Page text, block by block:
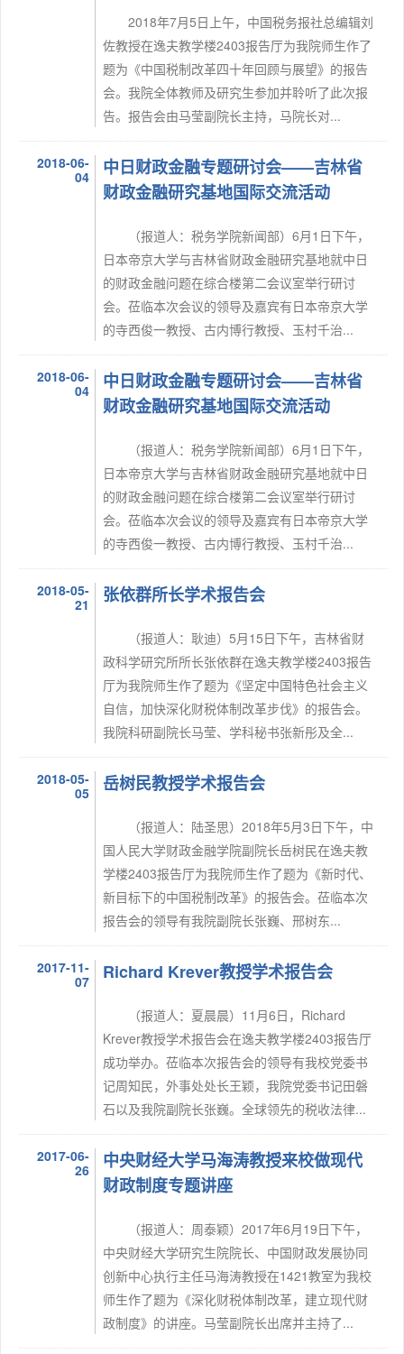
2018年7月5日上午，中国税务报社总编辑刘
佐教授在逸夫教学楼2403报告厅为我院师生作了
题为《中国税制改革四十年回顾与展望》的报告
会。我院全体教师及研究生参加并聆听了此次报
告。报告会由马莹副院长主持，马院长对...
2018-06-
04
中日财政金融专题研讨会——吉林省
财政金融研究基地国际交流活动
（报道人：税务学院新闻部）6月1日下午，
日本帝京大学与吉林省财政金融研究基地就中日
的财政金融问题在综合楼第二会议室举行研讨
会。莅临本次会议的领导及嘉宾有日本帝京大学
的寺西俊一教授、古内博行教授、玉村千治...
2018-06-
04
中日财政金融专题研讨会——吉林省
财政金融研究基地国际交流活动
（报道人：税务学院新闻部）6月1日下午，
日本帝京大学与吉林省财政金融研究基地就中日
的财政金融问题在综合楼第二会议室举行研讨
会。莅临本次会议的领导及嘉宾有日本帝京大学
的寺西俊一教授、古内博行教授、玉村千治...
2018-05-
21
张依群所长学术报告会
（报道人：耿迪）5月15日下午，吉林省财
政科学研究所所长张依群在逸夫教学楼2403报告
厅为我院师生作了题为《坚定中国特色社会主义
自信，加快深化财税体制改革步伐》的报告会。
我院科研副院长马莹、学科秘书张新彤及全...
2018-05-
05
岳树民教授学术报告会
（报道人：陆圣思）2018年5月3日下午，中
国人民大学财政金融学院副院长岳树民在逸夫教
学楼2403报告厅为我院师生作了题为《新时代、
新目标下的中国税制改革》的报告会。莅临本次
报告会的领导有我院副院长张巍、邢树东...
2017-11-
07
Richard Krever教授学术报告会
（报道人：夏晨晨）11月6日，Richard
Krever教授学术报告会在逸夫教学楼2403报告厅
成功举办。莅临本次报告会的领导有我校党委书
记周知民，外事处处长王颖，我院党委书记田磐
石以及我院副院长张巍。全球领先的税收法律...
2017-06-
26
中央财经大学马海涛教授来校做现代
财政制度专题讲座
（报道人：周泰颖）2017年6月19日下午，
中央财经大学研究生院院长、中国财政发展协同
创新中心执行主任马海涛教授在1421教室为我校
师生作了题为《深化财税体制改革，建立现代财
政制度》的讲座。马莹副院长出席并主持了...